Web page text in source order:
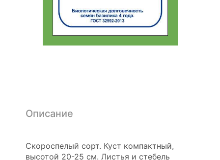
Описание
Скороспелый сорт. Куст компактный,
высотой 20-25 см. Листья и стебель